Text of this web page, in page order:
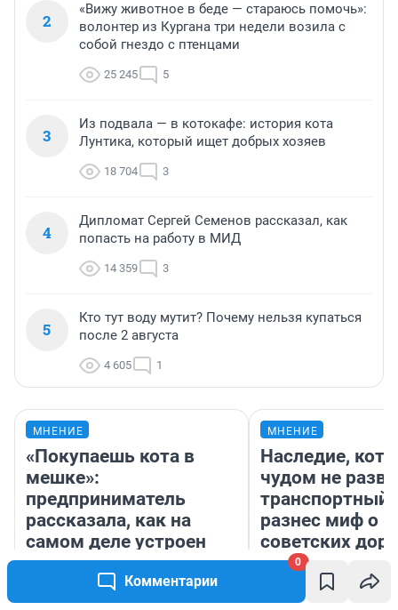
Комментарии
0
2
«Вижу животное в беде — стараюсь помочь»:
волонтер из Кургана три недели возила с
собой гнездо с птенцами
25 245 5
3
Из подвала — в котокафе: история кота
Лунтика, который ищет добрых хозяев
18 704 3
4
Дипломат Сергей Семенов рассказал, как
попасть на работу в МИД
14 359 3
5
Кто тут воду мутит? Почему нельзя купаться
после 2 августа
4 605 1
МНЕНИЕ
«Покупаешь кота в
мешке»:
предприниматель
рассказала, как на
самом деле устроен
бизнес со складами
дешевых товаров
МНЕНИЕ
Наследие,
чудом не
транспортный
разнес миф о
советских